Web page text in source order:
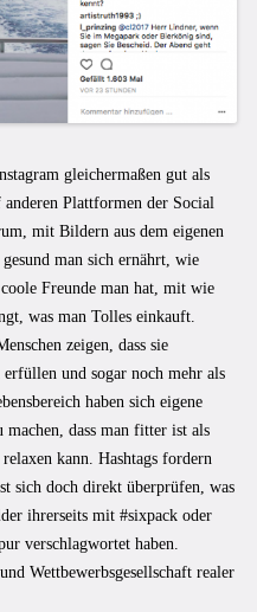
gleichermaßen gut als
Plattformen der Social
mit Bildern aus dem eigenen
man sich ernährt, wie
Freunde man hat, mit wie
was man Tolles einkauft.
zeigen, dass sie
und sogar noch mehr als
haben sich eigene
dass man fitter ist als
kann. Hashtags fordern
sich doch direkt überprüfen, was
ihrerseits mit #sixpack oder
verschlagwortet haben.
Wettbewerbsgesellschaft realer